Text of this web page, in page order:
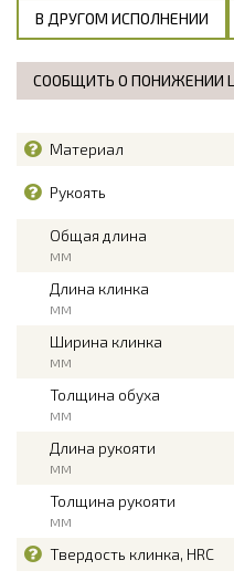
В ДРУГОМ ИСПОЛНЕНИИ
СООБЩИТЬ О ПОНИЖЕНИИ
Материал
Рукоять
Общая длина
мм
Длина клинка
мм
Ширина клинка
мм
Толщина обуха
мм
Длина рукояти
мм
Толщина рукояти
мм
Твердость клинка, HRC